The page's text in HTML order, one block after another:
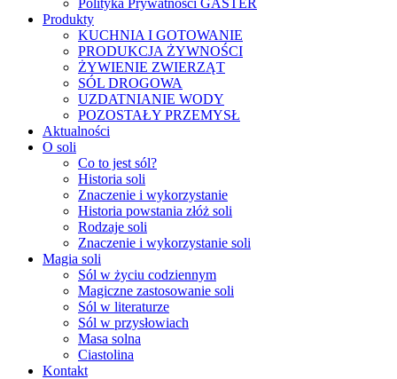
Polityka Prywatności GASTER
Produkty
KUCHNIA I GOTOWANIE
PRODUKCJA ŻYWNOŚCI
ŻYWIENIE ZWIERZĄT
SÓL DROGOWA
UZDATNIANIE WODY
POZOSTAŁY PRZEMYSŁ
Aktualności
O soli
Co to jest sól?
Historia soli
Znaczenie i wykorzystanie
Historia powstania złóż soli
Rodzaje soli
Znaczenie i wykorzystanie soli
Magia soli
Sól w życiu codziennym
Magiczne zastosowanie soli
Sól w literaturze
Sól w przysłowiach
Masa solna
Ciastolina
Kontakt